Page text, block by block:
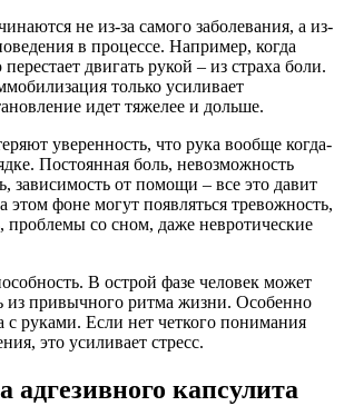
не из-за самого заболевания, а из-
в процессе. Например, когда
двигать рукой – из страха боли.
только усиливает
идет тяжелее и дольше.
уверенность, что рука вообще когда-
Постоянная боль, невозможность
зависимость от помощи – все это давит
этом фоне могут появляться тревожность,
проблемы со сном, даже невротические
В острой фазе человек может
из привычного ритма жизни. Особенно
с руками. Если нет четкого понимания
это усиливает стресс.
адгезивного капсулита